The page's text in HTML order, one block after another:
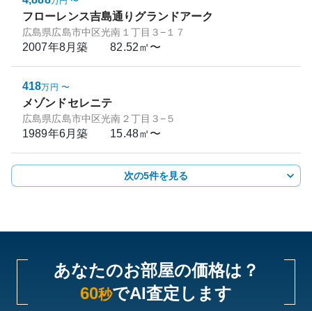
フローレンス吉島通りグランドアーク
広島県広島市中区光南１丁目３−１７
2007年8月築 82.52㎡〜
418万円 〜
メゾンドセレニテ
広島県広島市中区光南２丁目３−５
1989年6月築 15.48㎡〜
次の5件を見る
あなたのお部屋の価格は？
60秒でAI査定します